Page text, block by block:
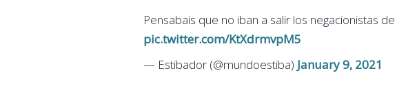
Pensabais que no iban a salir los negacionistas
pic.twitter.com/KtXdrmvpM5
— Estibador (@mundoestiba) January 9, 2021